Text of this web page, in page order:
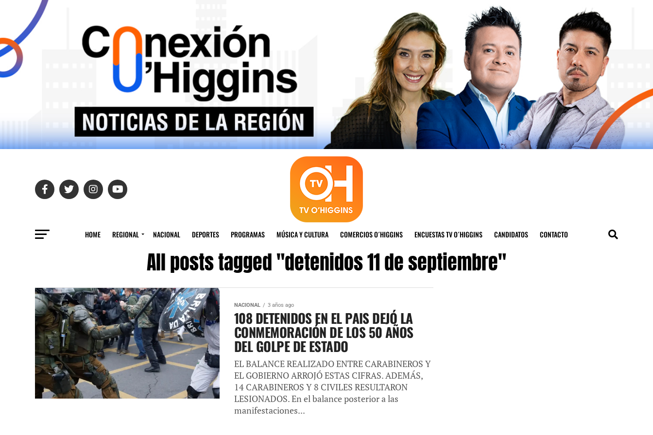
HOME REGIONAL NACIONAL DEPORTES PROGRAMAS MÚSICA Y CULTURA COMERCIOS O´HIGGINS ENCUESTAS TV O´HIGGINS CANDIDATOS CONTACTO
All posts tagged "detenidos 11 de septiembre"
NACIONAL 3 años ago
108 DETENIDOS EN EL PAIS DEJÓ LA
CONMEMORACIÓN DE LOS 50 AÑOS
DEL GOLPE DE ESTADO
EL BALANCE REALIZADO ENTRE CARABINEROS Y
EL GOBIERNO ARROJÓ ESTAS CIFRAS. ADEMÁS,
14 CARABINEROS Y 8 CIVILES RESULTARON
LESIONADOS. En el balance posterior a las
manifestaciones...